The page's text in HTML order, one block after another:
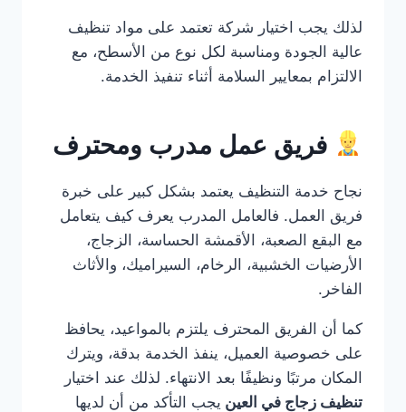
لذلك يجب اختيار شركة تعتمد على مواد تنظيف
عالية الجودة ومناسبة لكل نوع من الأسطح، مع
الالتزام بمعايير السلامة أثناء تنفيذ الخدمة.
فريق عمل مدرب ومحترف
نجاح خدمة التنظيف يعتمد بشكل كبير على خبرة
فريق العمل. فالعامل المدرب يعرف كيف يتعامل
مع البقع الصعبة، الأقمشة الحساسة، الزجاج،
الأرضيات الخشبية، الرخام، السيراميك، والأثاث
الفاخر.
كما أن الفريق المحترف يلتزم بالمواعيد، يحافظ
على خصوصية العميل، ينفذ الخدمة بدقة، ويترك
المكان مرتبًا ونظيفًا بعد الانتهاء. لذلك عند اختيار
تنظيف زجاج في العين يجب التأكد من أن لديها